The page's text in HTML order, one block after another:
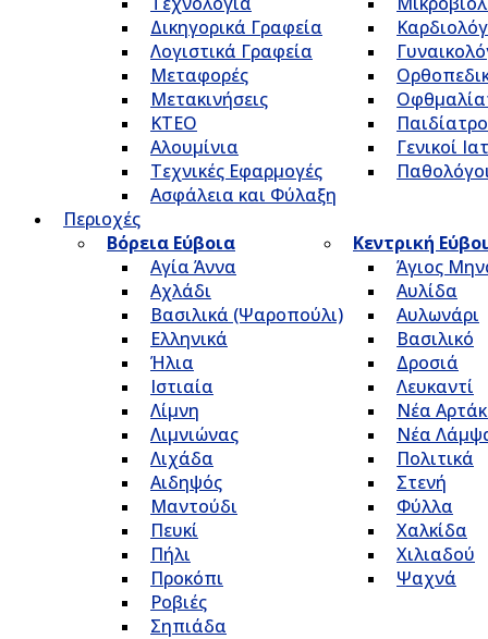
Δικηγορικά Γραφεία
Λογιστικά Γραφεία
Μεταφορές
Μετακινήσεις
ΚΤΕΟ
Αλουμίνια
Τεχνικές Εφαρμογές
Ασφάλεια και Φύλαξη
Γενικοί
Περιοχές
Βόρεια Εύβοια
Αγία Άννα
Αχλάδι
Βασιλικά (Ψαροπούλι)
Ελληνικά
Ήλια
Ιστιαία
Λίμνη
Λιμνιώνας
Λιχάδα
Αιδηψός
Μαντούδι
Πευκί
Πήλι
Προκόπι
Ροβιές
Σηπιάδα
Κεντρική
Άγιος
Αυλίδα
Αυλωνάρι
Βασιλικό
Δροσιά
Λευκαντί
Νέα
Νέα
Πολιτικά
Στενή
Φύλλα
Χαλκίδα
Χιλιαδού
Ψαχνά